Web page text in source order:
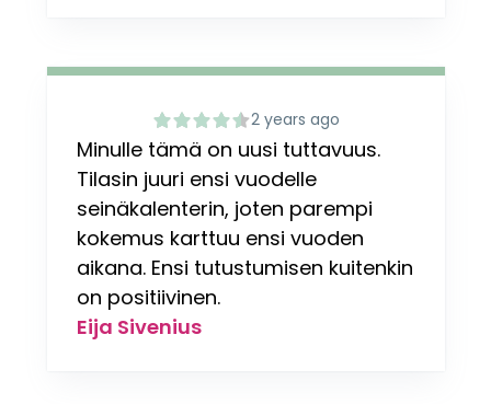
2 years ago
Minulle tämä on uusi tuttavuus.
Tilasin juuri ensi vuodelle
seinäkalenterin, joten parempi
kokemus karttuu ensi vuoden
aikana. Ensi tutustumisen kuitenkin
on positiivinen.
Eija Sivenius